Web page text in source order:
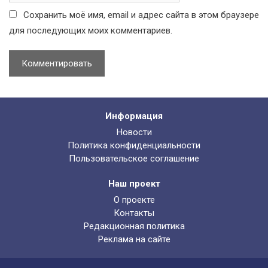
a
l
Сохранить моё имя, email и адрес сайта в этом браузере
для последующих моих комментариев.
Информация
Новости
Политика конфиденциальности
Пользовательское соглашение
Наш проект
О проекте
Контакты
Редакционная политика
Реклама на сайте